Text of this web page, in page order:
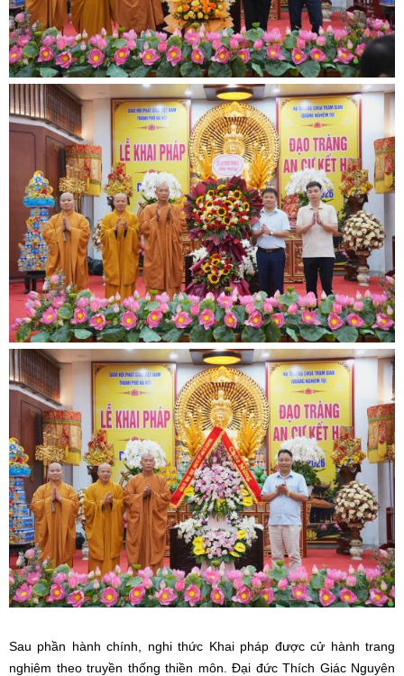
Sau phần hành chính, nghi thức Khai pháp được cử hành trang
nghiêm theo truyền thống thiền môn. Đại đức Thích Giác Nguyên